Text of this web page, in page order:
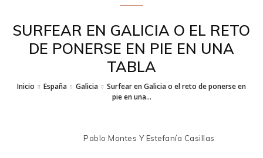
SURFEAR EN GALICIA O EL RETO
DE PONERSE EN PIE EN UNA
TABLA
Inicio España Galicia
Surfear en Galicia o el reto de ponerse en
pie en una...
Pablo Montes Y Estefanía Casillas